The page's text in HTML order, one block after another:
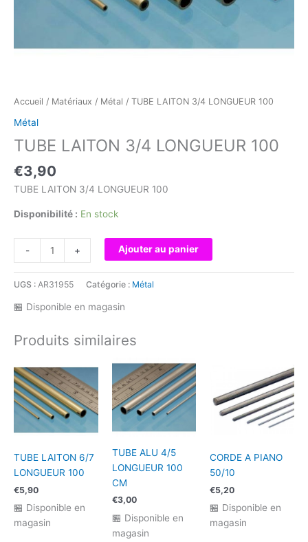
Accueil / Matériaux / Métal / TUBE LAITON 3/4 LONGUEUR 100
Métal
TUBE LAITON 3/4 LONGUEUR 100
€3,90
TUBE LAITON 3/4 LONGUEUR 100
Disponibilité : En stock
-
de
TUBE
LAITON
3/4
100
+ Ajouter au panier
UGS : AR31955 Catégorie : Métal
🏪 Disponible en magasin
Produits similaires
TUBE LAITON 6/7
LONGUEUR 100
€5,90
🏪 Disponible en
magasin
TUBE ALU 4/5
LONGUEUR 100
CM
€3,00
🏪 Disponible en
magasin
CORDE A PIANO
50/10
€5,20
🏪 Disponible en
magasin